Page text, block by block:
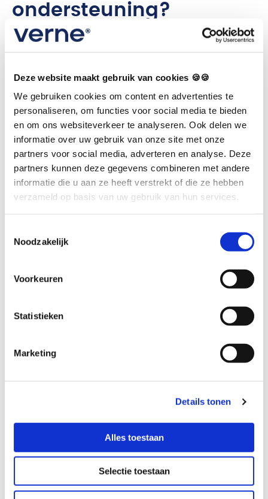
Deze website maakt gebruik van cookies 🍪🍪
We gebruiken cookies om content en advertenties te
personaliseren, om functies voor social media te bieden
en om ons websiteverkeer te analyseren. Ook delen we
informatie over uw gebruik van onze site met onze
partners voor social media, adverteren en analyse. Deze
partners kunnen deze gegevens combineren met andere
informatie die u aan ze heeft verstrekt of die ze hebben
verzameld op basis van uw gebruik van hun services.
Noodzakelijk
Voorkeuren
Statistieken
Marketing
Details tonen
Alles toestaan
Selectie toestaan
ondersteuning?
Zonder goede EPD-ondersteuning zie je vaak:
overschrijding van wettelijke termijnen,
onzekerheid over wat gedeeld mag worden,
risico op klachten of meldingen.
Volgens het Zorginstituut Nederlandis correcte
omgang met patiëntgegevens een essentieel
zorg:
AVG-ondersteuning
vóór je kiest?
Wil je voorbereid zijn? Stel leveranciers dan deze